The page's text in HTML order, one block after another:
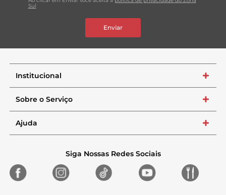
Sul
Enviar
Institucional +
Sobre o Serviço +
Ajuda +
Siga Nossas Redes Sociais